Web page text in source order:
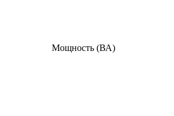
Мощность (ВА)